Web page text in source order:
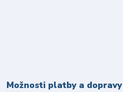
Možnosti platby a dopravy